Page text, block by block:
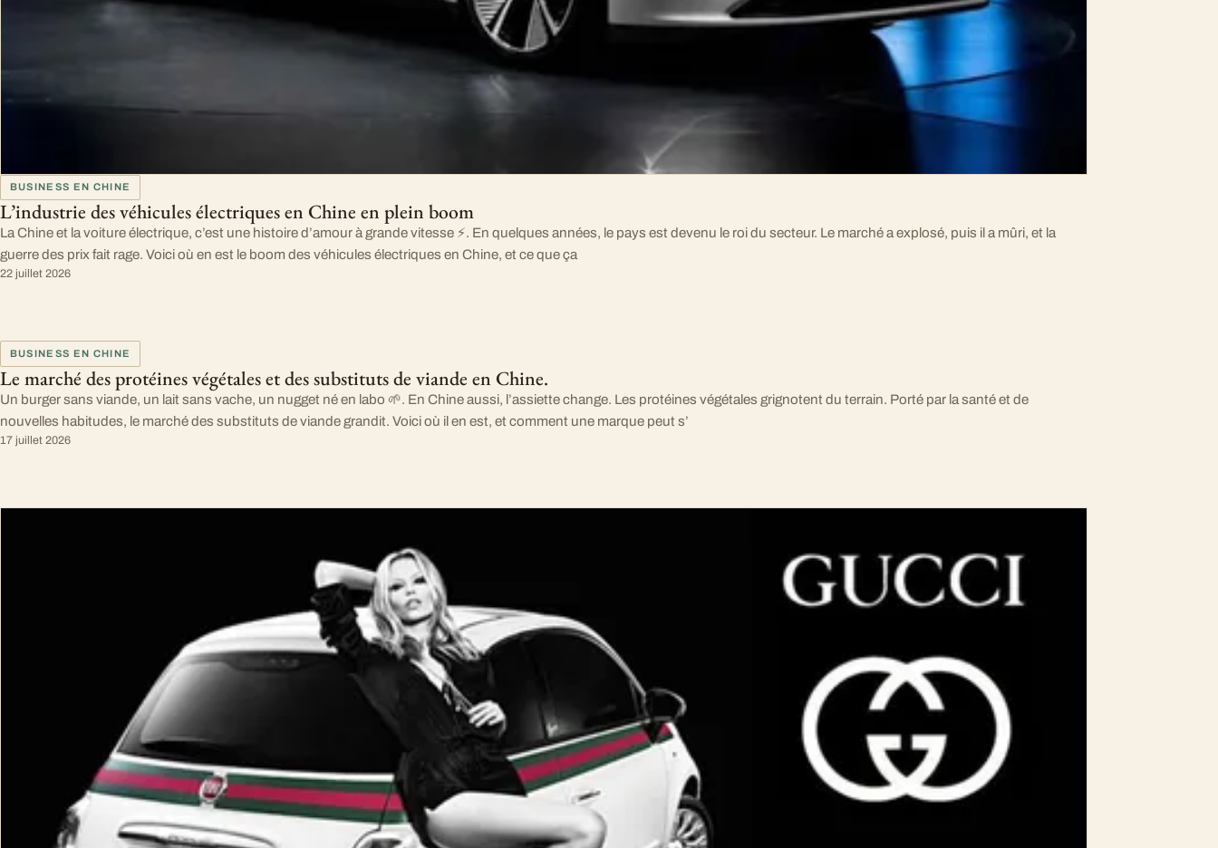
BUSINESS EN CHINE
L’industrie des véhicules électriques en Chine en plein boom
La Chine et la voiture électrique, c’est une histoire d’amour à grande vitesse ⚡. En quelques années, le pays est devenu le roi du secteur. Le marché a explosé, puis il a mûri, et la
guerre des prix fait rage. Voici où en est le boom des véhicules électriques en Chine, et ce que ça
22 juillet 2026
BUSINESS EN CHINE
Le marché des protéines végétales et des substituts de viande en Chine.
Un burger sans viande, un lait sans vache, un nugget né en labo 🌱. En Chine aussi, l’assiette change. Les protéines végétales grignotent du terrain. Porté par la santé et de
nouvelles habitudes, le marché des substituts de viande grandit. Voici où il en est, et comment une marque peut s’
17 juillet 2026